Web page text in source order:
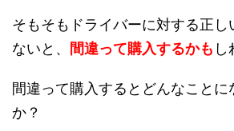
そもそもドライバーに対する正し
ないと、 間違って購入するかも し
間違って購入するとどんなことに
か？